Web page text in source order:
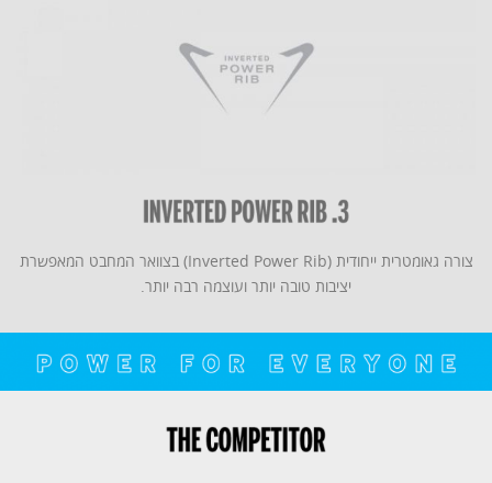
צורה גאומטרית ייחודית (Inverted Power Rib) בצוואר המחבט המאפשרת
יציבות טובה יותר ועוצמה רבה יותר.